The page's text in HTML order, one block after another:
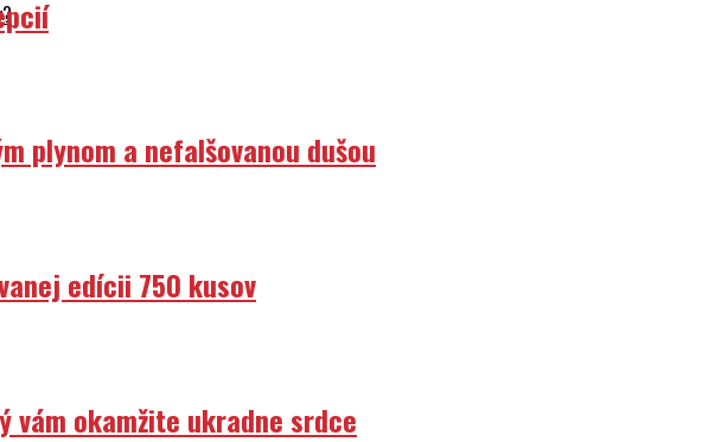
plynom a nefalšovanou dušou
edícii 750 kusov
vám okamžite ukradne srdce